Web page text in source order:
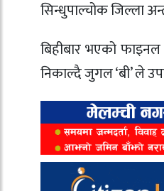
सिन्धुपाल्चोक जिल्ला
बिहीबार भएको
निकाल्दै जुगल ‘बी’ ले